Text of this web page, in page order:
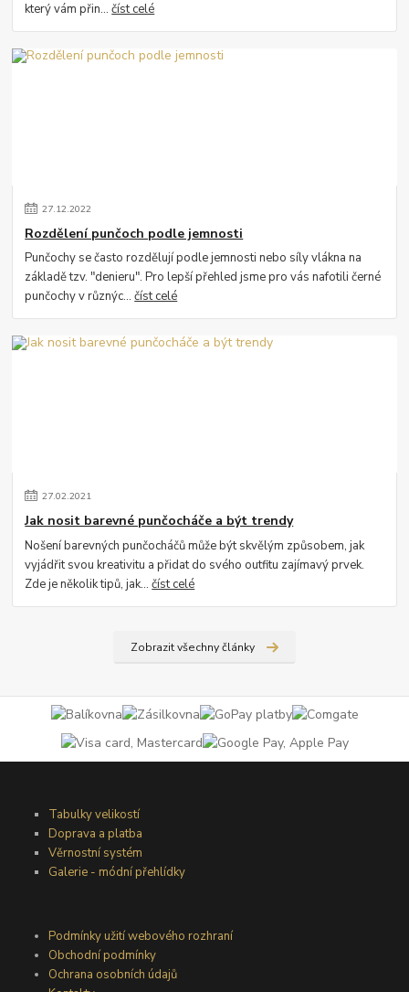
který vám přin...číst celé
27.12.2022
Rozdělení punčoch podle jemnosti
Punčochy se často rozdělují podle jemnosti nebo síly vlákna na
základě tzv. "denieru". Pro lepší přehled jsme pro vás nafotili černé
punčochy v různýc...číst celé
27.02.2021
Jak nosit barevné punčocháče a být trendy
Nošení barevných punčocháčů může být skvělým způsobem, jak
vyjádřit svou kreativitu a přidat do svého outfitu zajímavý prvek.
Zde je několik tipů, jak...číst celé
Zobrazit všechny články
Tabulky velikostí
Doprava a platba
Věrnostní systém
Galerie - módní přehlídky
Podmínky užití webového rozhraní
Obchodní podmínky
Ochrana osobních údajů